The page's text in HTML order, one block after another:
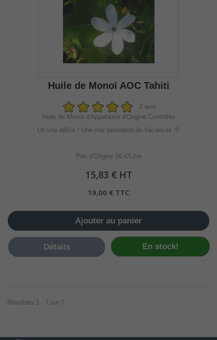
Huile de Monoï AOC Tahiti
2 avis
Huile de Monoï d'Appelation d'Origine Contrôlée
Un vrai délice ! Une vrai sensation de Vacances !!!
Prix d'Origine 59 €/Litre
15,83 € HT
19,00 € TTC
Ajouter au panier
Détails En stock!
Résultats 1 - 7 sur 7.